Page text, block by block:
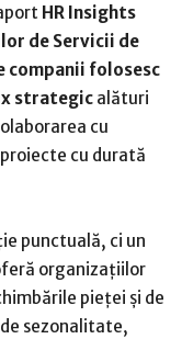
HR Insights
de Servicii de
companii folosesc
strategic alături
cu
cu durată
punctuală, ci un
organizațiilor
pieței și de
sezonalitate,